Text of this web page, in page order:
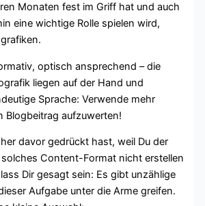
Monaten fest im Griff hat und auch
eine wichtige Rolle spielen wird,
optisch ansprechend – die
liegen auf der Hand und
Sprache: Verwende mehr
Blogbeitrag aufzuwerten!
davor gedrückt hast, weil Du der
Content-Format nicht erstellen
Dir gesagt sein: Es gibt unzählige
Aufgabe unter die Arme greifen.